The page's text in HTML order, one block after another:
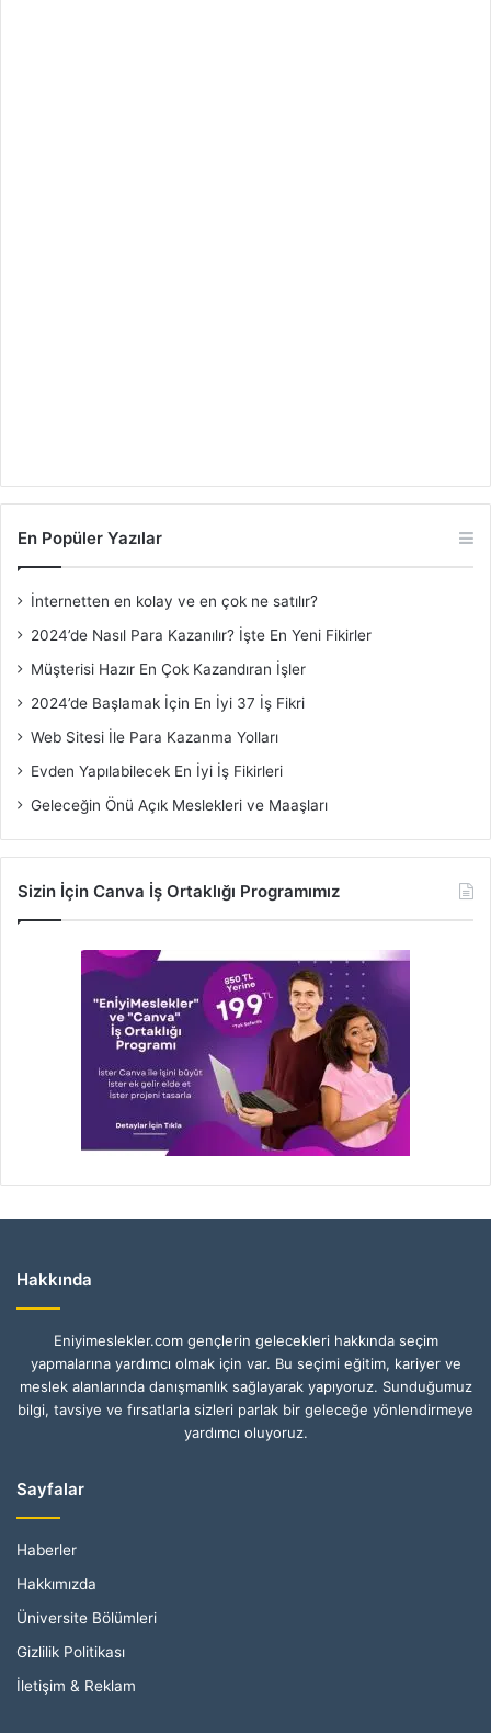
En Popüler Yazılar
İnternetten en kolay ve en çok ne satılır?
2024’de Nasıl Para Kazanılır? İşte En Yeni Fikirler
Müşterisi Hazır En Çok Kazandıran İşler
2024’de Başlamak İçin En İyi 37 İş Fikri
Web Sitesi İle Para Kazanma Yolları
Evden Yapılabilecek En İyi İş Fikirleri
Geleceğin Önü Açık Meslekleri ve Maaşları
Sizin İçin Canva İş Ortaklığı Programımız
Hakkında
Eniyimeslekler.com gençlerin gelecekleri hakkında seçim
yapmalarına yardımcı olmak için var. Bu seçimi eğitim, kariyer ve
meslek alanlarında danışmanlık sağlayarak yapıyoruz. Sunduğumuz
bilgi, tavsiye ve fırsatlarla sizleri parlak bir geleceğe yönlendirmeye
yardımcı oluyoruz.
Sayfalar
Haberler
Hakkımızda
Üniversite Bölümleri
Gizlilik Politikası
İletişim & Reklam